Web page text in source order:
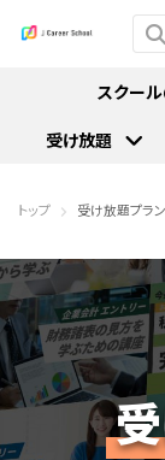
トップ 受け放題プラン
スクー
受け放題